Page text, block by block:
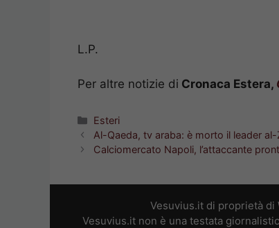
L.P.
Per altre notizie di Cronaca Estera,
Categorie
Esteri
Al-Qaeda, tv araba: è morto il leader
Calciomercato Napoli, l’attaccante
Vesuvius.it di proprietà di
Vesuvius.it non è una testata